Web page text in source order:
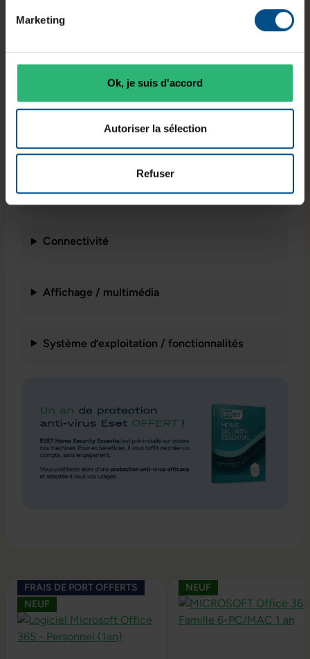
Marketing
Ok, je suis d'accord
Autoriser la sélection
Refuser
FHD
8 Go DDR4
Stockage
250 Go SSD
Système
Windows 11
Pro
USB‑A,
Caractéristiques principales
Connectivité
Affichage / multimédia
Système d’exploitation / fonctionnalités
Ignorer la galerie de produits
FRAIS DE PORT OFFERTS
NEUF
NEUF